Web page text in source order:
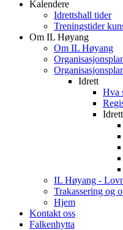
Kalendere
Idrettshall tider
Treningstider
Om IL Høyang
Om IL Høyang
Idrett
Hva
IL Høyang -
Trakassering og
Hjem
Kontakt oss
Falkenhytta